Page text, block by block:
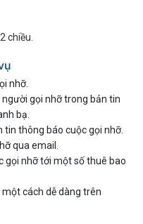
chiều.
nhỡ.
gọi nhỡ trong bản tin
bạ.
thông báo cuộc gọi nhỡ.
qua email.
gọi nhỡ tới một số thuê bao
cách dễ dàng trên